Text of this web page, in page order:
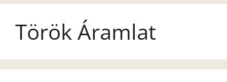
Török Áramlat